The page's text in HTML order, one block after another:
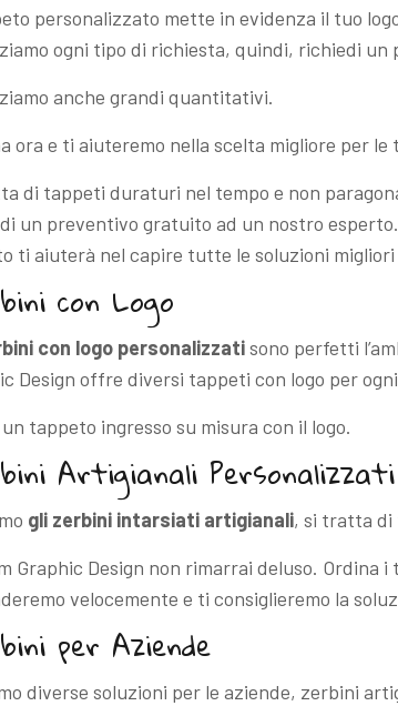
personalizzato mette in evidenza il tuo
ogni tipo di richiesta, quindi, richiedi
anche grandi quantitativi.
ora e ti aiuteremo nella scelta migliore per le
di tappeti duraturi nel tempo e non
un preventivo gratuito ad un nostro
ti aiuterà nel capire tutte le soluzioni
con Logo
con logo personalizzatisono perfetti
Design offre diversi tappeti con logo per
tappeto ingresso su misura con il logo.
Artigianali Personalizzati
gli zerbini intarsiati artigianali, si tratta di
Graphic Design non rimarrai deluso.
velocemente e ti consiglieremo la
per Aziende
diverse soluzioni per le aziende, zerbini